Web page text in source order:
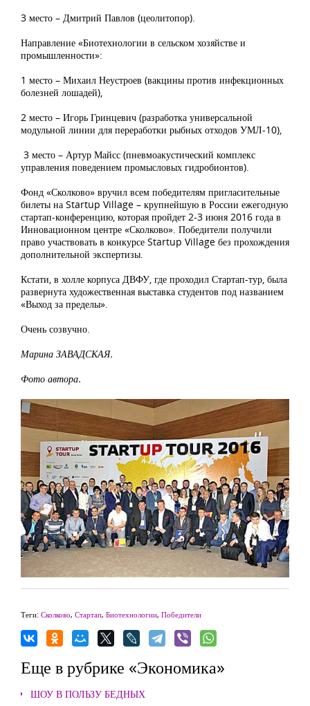
3 место – Дмитрий Павлов (цеолитопор).
Направление «Биотехнологии в сельском хозяйстве и
промышленности»:
1 место – Михаил Неустроев (вакцины против инфекционных
болезней лошадей),
2 место – Игорь Гринцевич (разработка универсальной
модульной линии для переработки рыбных отходов УМЛ-10),
3 место – Артур Майсс (пневмоакустический комплекс
управления поведением промысловых гидробионтов).
Фонд «Сколково» вручил всем победителям пригласительные
билеты на Startup Village – крупнейшую в России ежегодную
стартап-конференцию, которая пройдет 2-3 июня 2016 года в
Инновационном центре «Сколково». Победители получили
право участвовать в конкурсе Startup Village без прохождения
дополнительной экспертизы.
Кстати, в холле корпуса ДВФУ, где проходил Стартап-тур, была
развернута художественная выставка студентов под названием
«Выход за пределы».
Очень созвучно.
Марина ЗАВАДСКАЯ.
Фото автора.
Теги: Сколково, Стартап, Биотехнологии, Победители
Еще в рубрике «Экономика»
ШОУ В ПОЛЬЗУ БЕДНЫХ